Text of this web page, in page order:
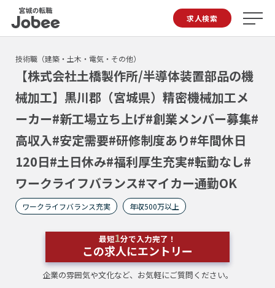
求人検索
技術職（建築・土木・電気・その他）
【株式会社土橋製作所/半導体装置部品の機
械加工】黒川郡（宮城県）精密機械加工メ
ーカー#新工場立ち上げ#創業メンバー募集#
高収入#安定需要#研修制度あり#年間休日
120日#土日休み#福利厚生充実#転勤なし#
ワークライフバランス#マイカー通勤OK
ワークライフバランス充実 年収500万以上
最短1分で入力完了！
この求人にエントリー
企業の雰囲気や文化など、お気軽にご質問ください。